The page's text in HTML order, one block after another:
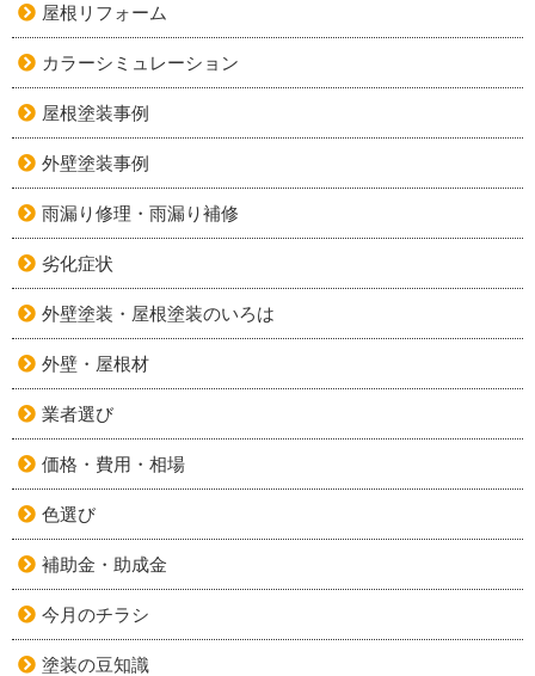
屋根リフォーム
カラーシミュレーション
屋根塗装事例
外壁塗装事例
雨漏り修理・雨漏り補修
劣化症状
外壁塗装・屋根塗装のいろは
外壁・屋根材
業者選び
価格・費用・相場
色選び
補助金・助成金
今月のチラシ
塗装の豆知識